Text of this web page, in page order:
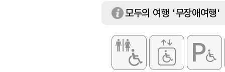
모두의 여행 '무장애여행'